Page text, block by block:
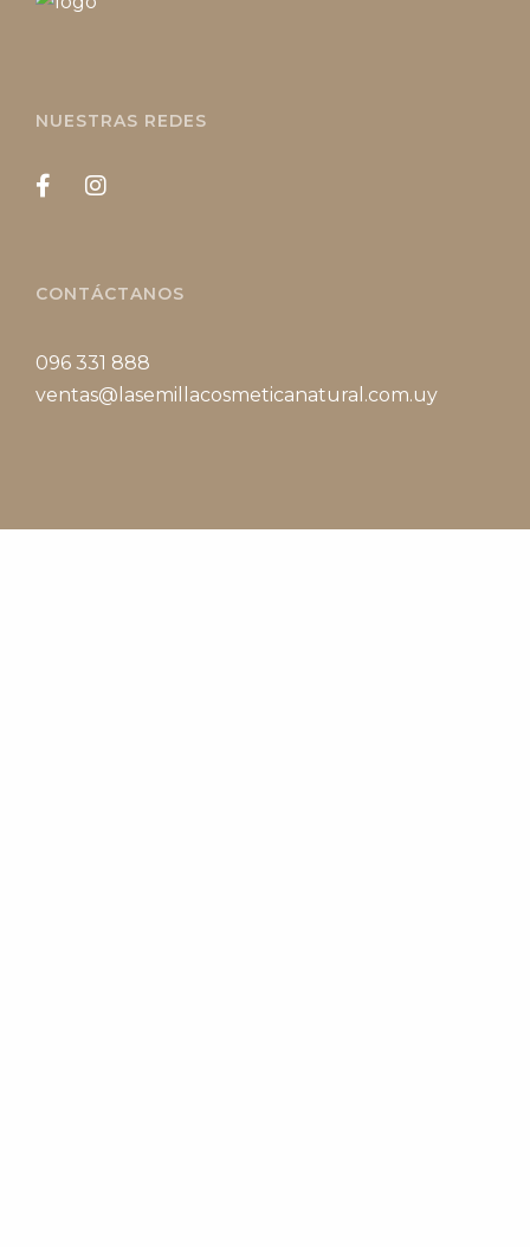
NUESTRAS REDES
CONTÁCTANOS
096 331 888
ventas@lasemillacosmeticanatural.com.uy